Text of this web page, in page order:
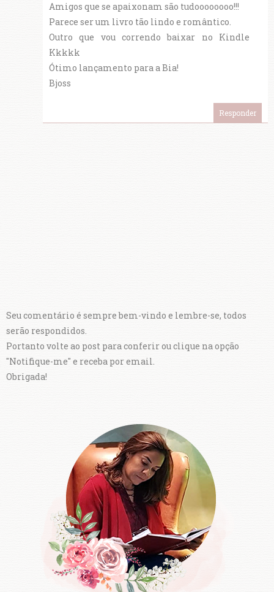
Amigos que se apaixonam são tudoooooooo!!!
Parece ser um livro tão lindo e romântico.
Outro que vou correndo baixar no Kindle
Kkkkk
Ótimo lançamento para a Bia!
Bjoss
Responder
Seu comentário é sempre bem-vindo e lembre-se, todos
serão respondidos.
Portanto volte ao post para conferir ou clique na opção
"Notifique-me" e receba por email.
Obrigada!